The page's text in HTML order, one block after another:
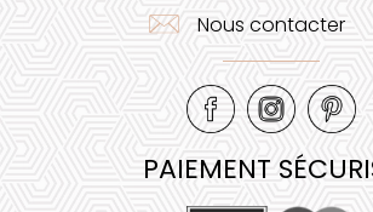
Nous contacter
PAIEMENT